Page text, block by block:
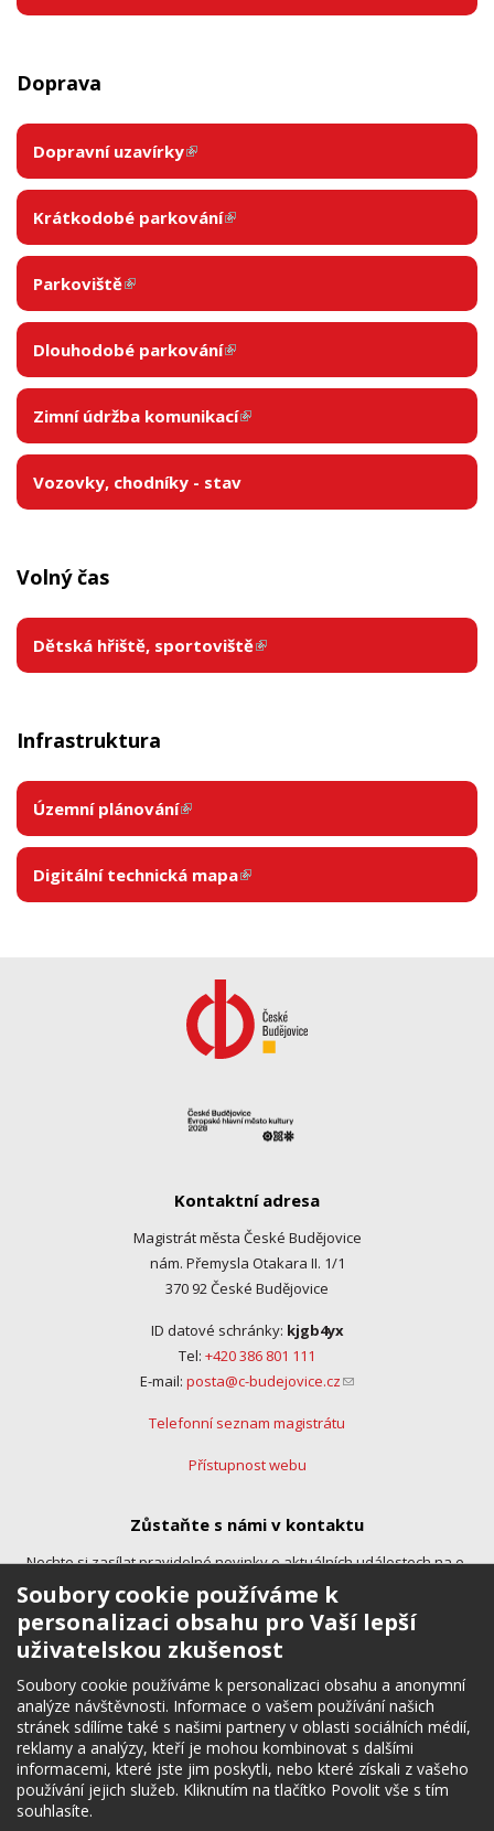
Doprava
Dopravní uzavírky
Krátkodobé parkování(link is external)
Parkoviště(link is external)
Dlouhodobé parkování(link is external)
Zimní údržba komunikací(link is external)
Vozovky, chodníky - stav
Volný čas
Dětská hřiště, sportoviště(link is external)
Infrastruktura
Územní plánování(link is external)
Digitální technická mapa(link is external)
Kontaktní adresa
Magistrát města České Budějovice
nám. Přemysla Otakara II. 1/1
370 92 České Budějovice
ID datové schránky: kjgb4yx
Tel: +420 386 801 111
E-mail: posta@c-budejovice.cz(link sends e-mail)
Telefonní seznam magistrátu
Přístupnost webu
Zůstaňte s námi v kontaktu
Nechte si zasílat pravidelné novinky o aktuálních událostech na e-
mail.
Sledujte nás
Budete tak okamžitě informováni o zajímavých novinkách, akcích a
Soubory cookie používáme k
personalizaci obsahu pro Vaší lepší
uživatelskou zkušenost
Soubory cookie používáme k personalizaci obsahu a anonymní
analýze návštěvnosti. Informace o vašem používání našich
stránek sdílíme také s našimi partnery v oblasti sociálních médií,
reklamy a analýzy, kteří je mohou kombinovat s dalšími
informacemi, které jste jim poskytli, nebo které získali z vašeho
používání jejich služeb. Kliknutím na tlačítko Povolit vše s tím
souhlasíte.